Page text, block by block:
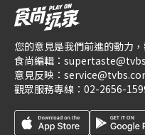
您的意見是我們前進的動力
食尚編輯：
意見反映：
觀眾服務專線： 02-2656-